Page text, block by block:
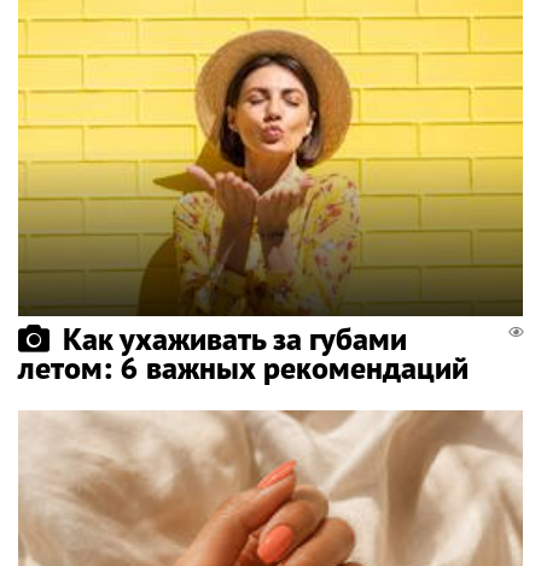
Как ухаживать за губами
летом: 6 важных рекомендаций